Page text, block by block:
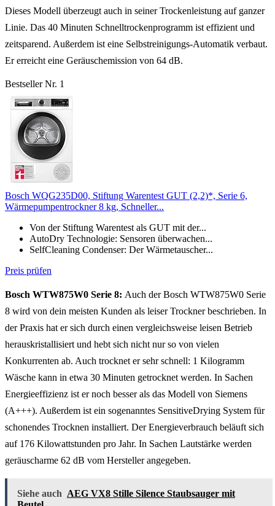
Dieses Modell überzeugt auch in seinerTrockenleistung auf ganzer
Linie. Das 40 Minuten Schnelltrockenprogramm ist effizient und
zeitsparend. Außerdem ist eine Selbstreinigungs-Automatik verbaut.
Er erreicht eine Geräuschemission von 64 dB.
Bestseller Nr. 1
Bosch WQG235D00, Stiftung Warentest GUT (2,2)*, Serie 6,
Wärmepumpentrockner 8 kg, Schneller...
Von der Stiftung Warentest als GUT mit der...
AutoDry Technologie: Sensoren überwachen...
SelfCleaning Condenser: Der Wärmetauscher...
Preis prüfen
Bosch WTW875W0 Serie 8: Auch derBosch WTW875W0 Serie
8 wird von dein meisten Kunden als leiser Trockner beschrieben. In
der Praxis hat er sich durch einen vergleichsweise leisen Betrieb
herauskristallisiert und hebt sich nicht nur so von vielen
Konkurrenten ab. Auch trocknet er sehr schnell: 1 Kilogramm
Wäsche kann in etwa 30 Minuten getrocknet werden. In Sachen
Energieeffizienz ist er noch besser als das Modell von Siemens
(A+++). Außerdem ist ein sogenanntes SensitiveDrying System für
schonendes Trocknen installiert. Der Energieverbrauch beläuft sich
auf 176 Kilowattstunden pro Jahr. In Sachen Lautstärke werden
geräuscharme 62 dB vom Hersteller angegeben.
Siehe auch AEG VX8 Stille Silence Staubsauger mit